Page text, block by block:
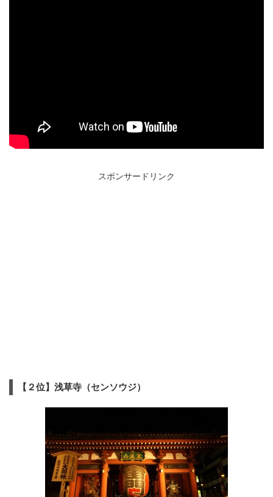
スポンサードリンク
【２位】浅草寺（センソウジ）